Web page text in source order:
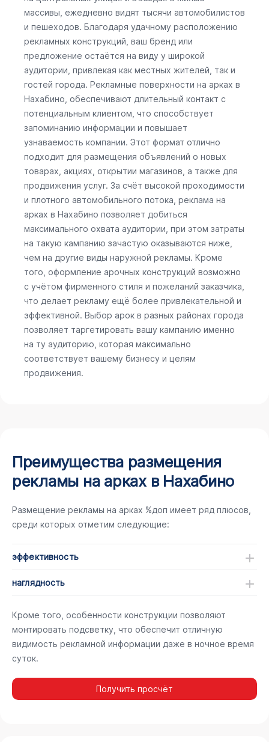
массивы, ежедневно видят тысячи автомобилистов
и пешеходов. Благодаря удачному расположению
рекламных конструкций, ваш бренд или
предложение остаётся на виду у широкой
аудитории, привлекая как местных жителей, так и
гостей города. Рекламные поверхности на арках в
Нахабино, обеспечивают длительный контакт с
потенциальным клиентом, что способствует
запоминанию информации и повышает
узнаваемость компании. Этот формат отлично
подходит для размещения объявлений о новых
товарах, акциях, открытии магазинов, а также для
продвижения услуг. За счёт высокой проходимости
и плотного автомобильного потока, реклама на
арках в Нахабино позволяет добиться
максимального охвата аудитории, при этом затраты
на такую кампанию зачастую оказываются ниже,
чем на другие виды наружной рекламы. Кроме
того, оформление арочных конструкций возможно
с учётом фирменного стиля и пожеланий заказчика,
что делает рекламу ещё более привлекательной и
эффективной. Выбор арок в разных районах города
позволяет таргетировать вашу кампанию именно
на ту аудиторию, которая максимально
соответствует вашему бизнесу и целям
продвижения.
Преимущества размещения
рекламы на арках в Нахабино
Размещение рекламы на арках %доп имеет ряд плюсов,
среди которых отметим следующие:
эффективность
наглядность
Кроме того, особенности конструкции позволяют
монтировать подсветку, что обеспечит отличную
видимость рекламной информации даже в ночное время
суток.
Получить просчёт